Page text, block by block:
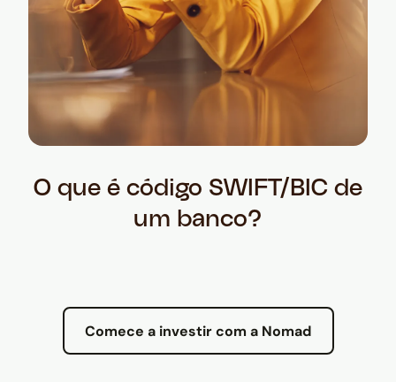
O que é código SWIFT/BIC de
um banco?
Comece a investir com a Nomad